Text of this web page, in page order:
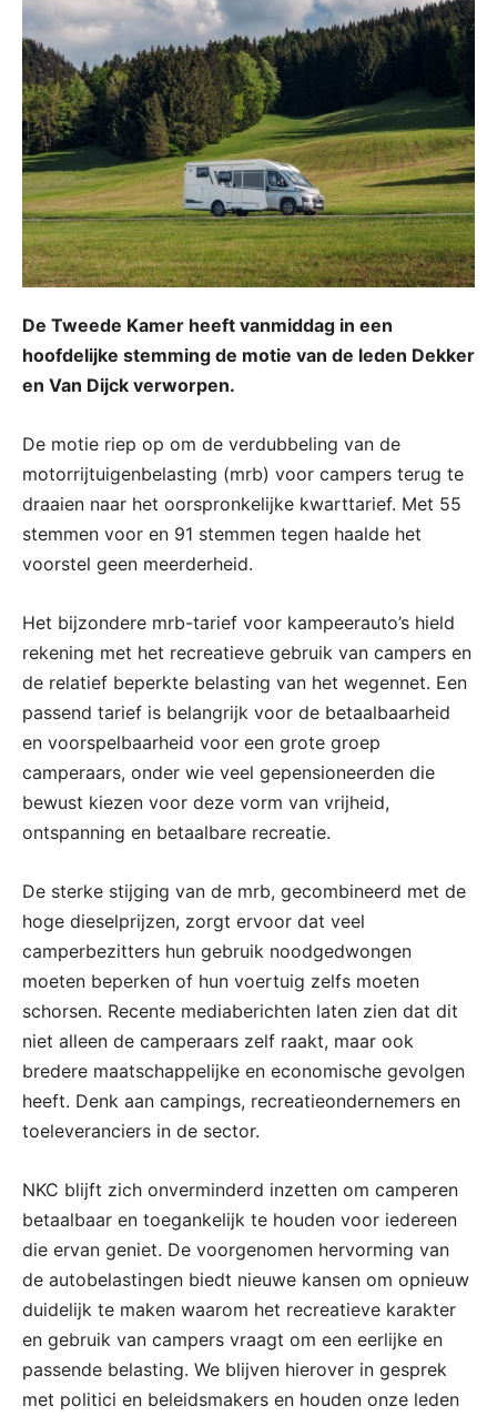
De Tweede Kamer heeft vanmiddag in een
hoofdelijke stemming de motie van de leden Dekker
en Van Dijck verworpen.
De motie riep op om de verdubbeling van de
motorrijtuigenbelasting (mrb) voor campers terug te
draaien naar het oorspronkelijke kwarttarief. Met 55
stemmen voor en 91 stemmen tegen haalde het
voorstel geen meerderheid.
Het bijzondere mrb-tarief voor kampeerauto’s hield
rekening met het recreatieve gebruik van campers en
de relatief beperkte belasting van het wegennet. Een
passend tarief is belangrijk voor de betaalbaarheid
en voorspelbaarheid voor een grote groep
camperaars, onder wie veel gepensioneerden die
bewust kiezen voor deze vorm van vrijheid,
ontspanning en betaalbare recreatie.
De sterke stijging van de mrb, gecombineerd met de
hoge dieselprijzen, zorgt ervoor dat veel
camperbezitters hun gebruik noodgedwongen
moeten beperken of hun voertuig zelfs moeten
schorsen. Recente mediaberichten laten zien dat dit
niet alleen de camperaars zelf raakt, maar ook
bredere maatschappelijke en economische gevolgen
heeft. Denk aan campings, recreatieondernemers en
toeleveranciers in de sector.
NKC blijft zich onverminderd inzetten om camperen
betaalbaar en toegankelijk te houden voor iedereen
die ervan geniet. De voorgenomen hervorming van
de autobelastingen biedt nieuwe kansen om opnieuw
duidelijk te maken waarom het recreatieve karakter
en gebruik van campers vraagt om een eerlijke en
passende belasting. We blijven hierover in gesprek
met politici en beleidsmakers en houden onze leden